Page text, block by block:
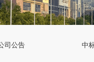
司公告 中